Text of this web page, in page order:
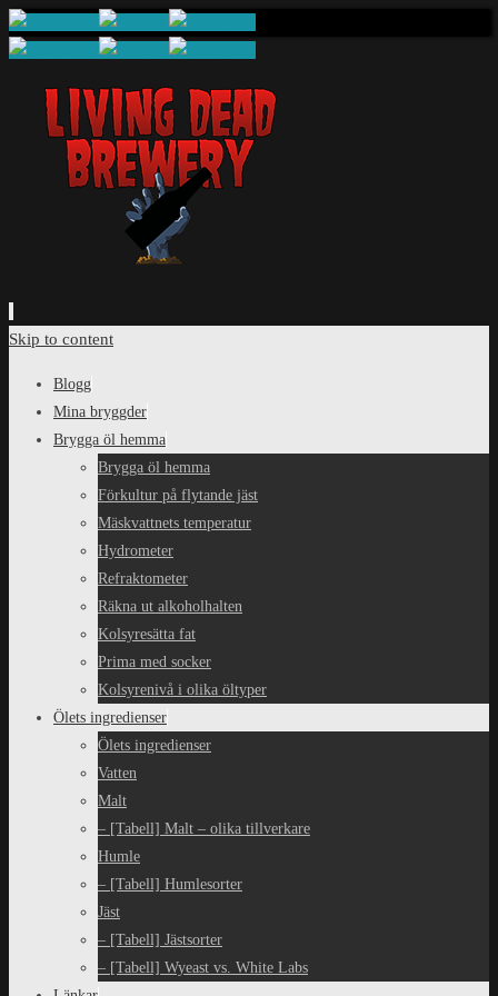
Skip to content
Blogg
Mina bryggder
Brygga öl hemma
Brygga öl hemma
Förkultur på flytande jäst
Mäskvattnets temperatur
Hydrometer
Refraktometer
Räkna ut alkoholhalten
Kolsyresätta fat
Prima med socker
Kolsyrenivå i olika öltyper
Ölets ingredienser
Ölets ingredienser
Vatten
Malt
– [Tabell] Malt – olika tillverkare
Humle
– [Tabell] Humlesorter
Jäst
– [Tabell] Jästsorter
– [Tabell] Wyeast vs. White Labs